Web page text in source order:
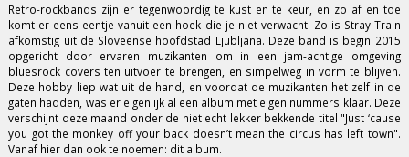
Retro-rockbands zijn er tegenwoordig te kust en te keur, en zo af en toe
komt er eens eentje vanuit een hoek die je niet verwacht. Zo is Stray Train
afkomstig uit de Sloveense hoofdstad Ljubljana. Deze band is begin 2015
opgericht door ervaren muzikanten om in een jam-achtige omgeving
bluesrock covers ten uitvoer te brengen, en simpelweg in vorm te blijven.
Deze hobby liep wat uit de hand, en voordat de muzikanten het zelf in de
gaten hadden, was er eigenlijk al een album met eigen nummers klaar. Deze
verschijnt deze maand onder de niet echt lekker bekkende titel "Just ‘cause
you got the monkey off your back doesn’t mean the circus has left town".
Vanaf hier dan ook te noemen: dit album.